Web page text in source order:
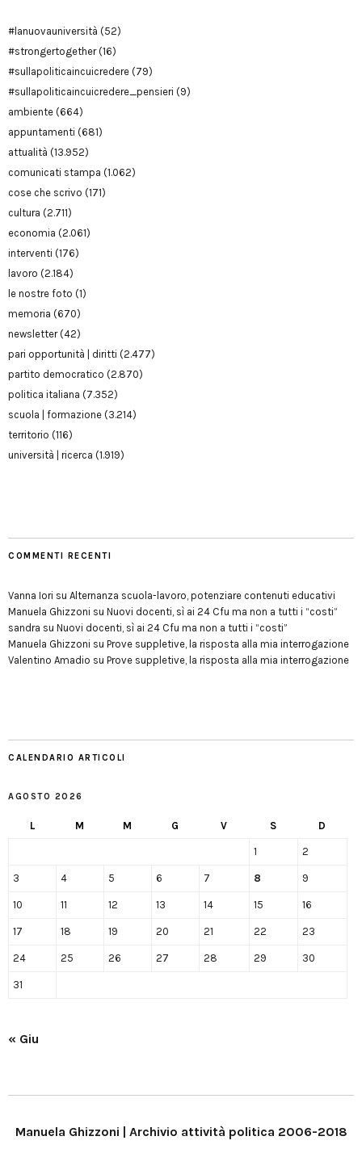
#lanuovauniversità (52)
#strongertogether(16)
#sullapoliticaincuicredere (79)
#sullapoliticaincuicredere_pensieri (9)
ambiente (664)
appuntamenti (681)
attualità (13.952)
comunicati stampa (1.062)
cose che scrivo (171)
cultura (2.711)
economia (2.061)
interventi (176)
lavoro (2.184)
le nostre foto (1)
memoria (670)
newsletter(42)
pari opportunità | diritti (2.477)
partito democratico (2.870)
politica italiana (7.352)
scuola | formazione (3.214)
territorio (116)
università | ricerca (1.919)
COMMENTI RECENTI
Vanna Iori su Alternanza scuola-lavoro, potenziare contenuti educativi
Manuela Ghizzoni su Nuovi docenti, sì ai 24 Cfu ma non a tutti i “costi”
sandra su Nuovi docenti, sì ai 24 Cfu ma non a tutti i “costi”
Manuela Ghizzoni su Prove suppletive, la risposta alla mia interrogazione
Valentino Amadio su Prove suppletive, la risposta alla mia interrogazione
CALENDARIO ARTICOLI
AGOSTO 2026
L M M G V S D
1 2
3 4 5 6 7 8 9
10 11 12 13 14 15 16
17 18 19 20 21 22 23
24 25 26 27 28 29 30
31
« Giu
Manuela Ghizzoni | Archivio attività politica 2006-2018